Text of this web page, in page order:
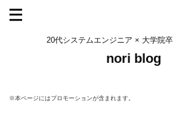
20代システムエンジニア × 大学院卒
nori blog
※本ページにはプロモーションが含まれます。